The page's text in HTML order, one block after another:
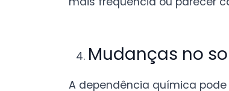
Mudanças no
A dependência química